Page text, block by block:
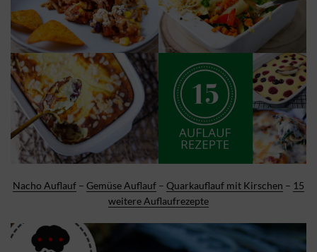
Nacho Auflauf – Gemüse Auflauf – Quarkauflauf mit Kirschen – 15
weitere Auflaufrezepte